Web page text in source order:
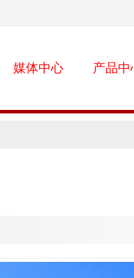
产品中
媒体中心